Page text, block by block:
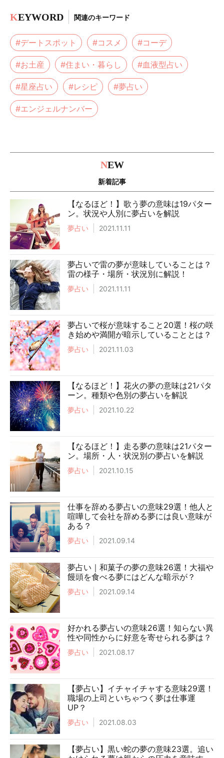
KEYWORD 関連のキーワード
#デートスポット #コスメ #コーデ
#お土産 #住まい・暮らし #血液型占い
#星座占い #レシピ #夢占い
#エンジェルナンバー
NEW
新着記事
【なるほど！】歌う夢の意味は19パター
ン。状況や人別に夢占いを解説
夢占い 2021.11.11
夢占いで雷の夢が意味していることは？
雷の様子・場所・状況別に解説！
夢占い 2021.11.11
夢占いで桜が意味すること20選！桜の咲
き始めや満開が暗示していることとは？
夢占い 2021.11.03
【なるほど！】花火の夢の意味は21パタ
ーン。種類や色別の夢占いを解説
夢占い 2021.10.22
【なるほど！】走る夢の意味は21パター
ン。場所・人・状況別の夢占いを解説
夢占い 2021.10.15
仕事を辞める夢占いの意味29選！他人と
喧嘩して会社を辞める夢には良い意味が
ある？
夢占い 2021.09.14
夢占い｜和菓子の夢の意味26選！大福や
饅頭を食べる夢にはどんな暗示が？
夢占い 2021.09.14
好かれる夢占いの意味26選！知らない異
性や同性からに好意を寄せられる夢は？
夢占い 2021.08.17
【夢占い】イチャイチャする意味29選！
職場の上司といちゃつく夢は仕事運
UP？
夢占い 2021.08.03
【夢占い】黒い蛇の夢の意味23選。追い